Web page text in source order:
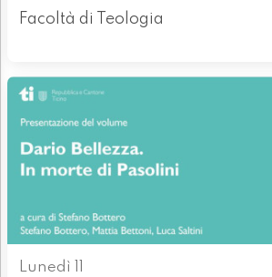
Facoltà di Teologia
Lunedì 11